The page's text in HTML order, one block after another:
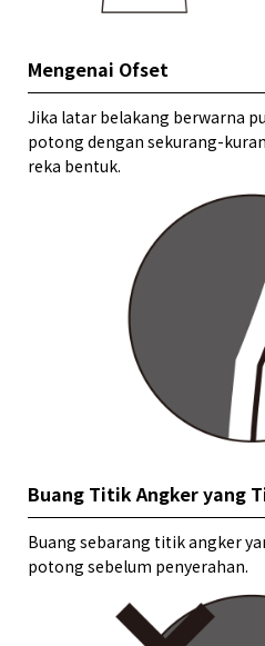
Mengenai Ofset
Jika latar belakang berwarna
potong dengan sekurang-
reka bentuk.
Buang Titik Angker yang
Buang sebarang titik angker
potong sebelum penyerahan.